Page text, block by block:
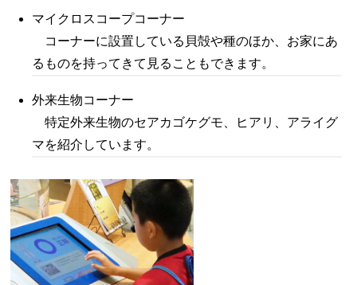
マイクロスコープコーナー
コーナーに設置している貝殻や種のほか、お家にあ
るものを持ってきて見ることもできます。
外来生物コーナー
特定外来生物のセアカゴケグモ、ヒアリ、アライグ
マを紹介しています。